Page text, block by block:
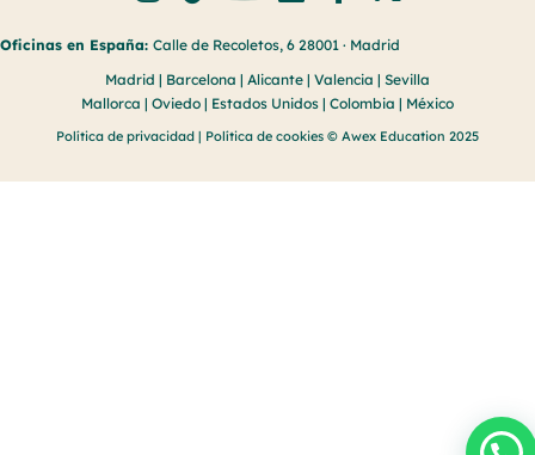
Oficinas en España: Calle de Recoletos, 6 28001 · Madrid
Madrid | Barcelona | Alicante | Valencia | Sevilla
Mallorca | Oviedo | Estados Unidos | Colombia | México
Política de privacidad | Política de cookies © Awex Education 2025